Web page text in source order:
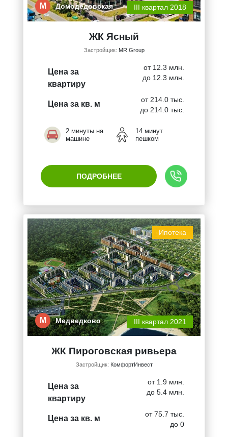
М Домодедовская III квартал 2018
ЖК Ясный
Застройщик: MR Group
Цена за
квартиру
от 12.3 млн.
до 12.3 млн.
Цена за кв. м
от 214.0 тыс.
до 214.0 тыс.
2 минуты на
машине
14 минут
пешком
ПОДРОБНЕЕ
Ипотека
М Медведково III квартал 2021
ЖК Пироговская ривьера
Застройщик: КомфортИнвест
Цена за
квартиру
от 1.9 млн.
до 5.4 млн.
Цена за кв. м
от 75.7 тыс.
до 0